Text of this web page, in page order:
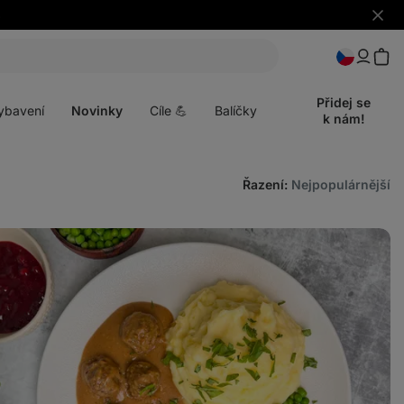
Skrýt
Novinky Cíle 💪 Balíčky
Přidej se
k nám!
Řazení: Nejpopulárnější